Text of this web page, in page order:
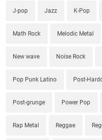
J-pop Jazz K-Pop
Math Rock Melodic Metal
New wave Noise Rock
Pop Punk Latino Post-
Post-grunge Power Pop
Rap Metal Reggae